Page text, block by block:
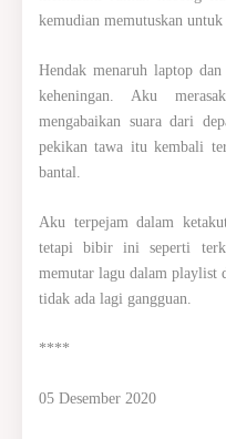
kemudian memutuskan
Hendak menaruh laptop
keheningan. Aku
mengabaikan suara dari
pekikan tawa itu kembali
bantal.
Aku terpejam dalam
tetapi bibir ini seperti
memutar lagu dalam playlist
tidak ada lagi gangguan.
****
05 Desember 2020